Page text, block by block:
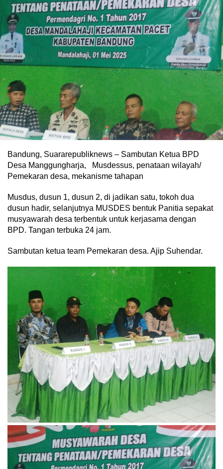
Bandung, Suararepubliknews – Sambutan Ketua BPD
Desa Manggungharja, Musdessus, penataan wilayah/
Pemekaran desa, mekanisme tahapan
Musdus, dusun 1, dusun 2, di jadikan satu, tokoh dua
dusun hadir, selanjutnya MUSDES bentuk Panitia sepakat
musyawarah desa terbentuk untuk kerjasama dengan
BPD. Tangan terbuka 24 jam.
Sambutan ketua team Pemekaran desa. Ajip Suhendar.